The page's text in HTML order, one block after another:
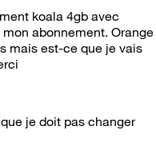
koala 4gb avec
abonnement. Orange
mais est-ce que je vais
je doit pas changer